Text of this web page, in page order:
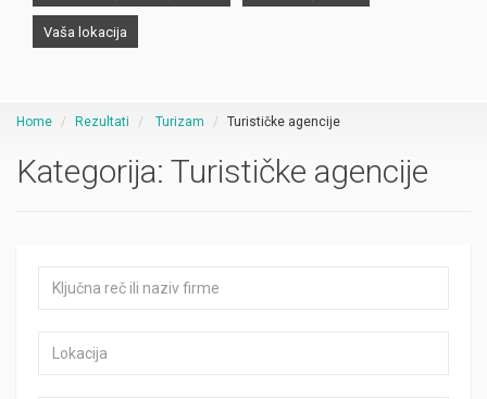
Vaša lokacija
Home Rezultati Turizam Turističke agencije
Kategorija: Turističke agencije